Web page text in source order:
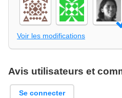
Voir les modifications
Avis utilisateurs et
Se connecter